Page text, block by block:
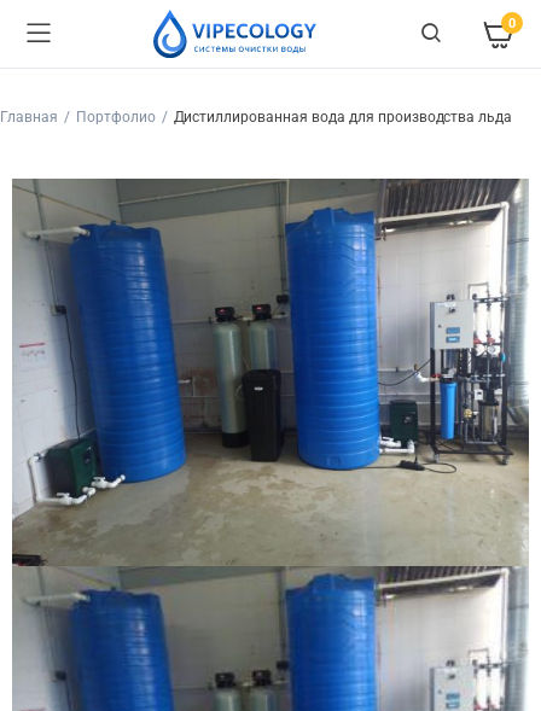
0
Главная Портфолио Дистиллированная вода для производства льда